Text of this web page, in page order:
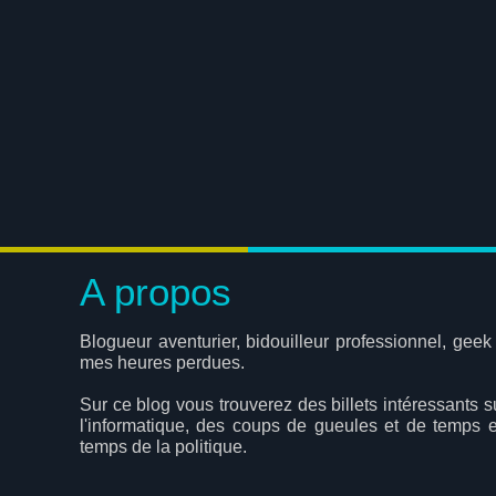
A propos
Blogueur aventurier, bidouilleur professionnel, geek
mes heures perdues.
Sur ce blog vous trouverez des billets intéressants
l'informatique, des coups de gueules et de temps
temps de la politique.